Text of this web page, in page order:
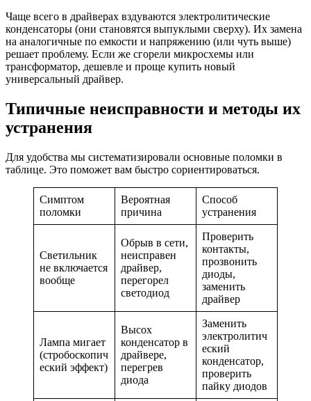
Чаще всего в драйверах вздуваются электролитические
конденсаторы (они становятся выпуклыми сверху). Их замена
на аналогичные по емкости и напряжению (или чуть выше)
решает проблему. Если же сгорели микросхемы или
трансформатор, дешевле и проще купить новый
универсальный драйвер.
Типичные неисправности и методы их
устранения
Для удобства мы систематизировали основные поломки в
таблице. Это поможет вам быстро сориентироваться.
Симптом
поломки
Вероятная
причина
Способ
устранения
Светильник
не включается
вообще
Обрыв в сети,
неисправен
драйвер,
перегорел
светодиод
Проверить
контакты,
прозвонить
диоды,
заменить
драйвер
Лампа мигает
(стробоскопич
еский эффект)
Высох
конденсатор в
драйвере,
перегрев
диода
Заменить
электролитич
еский
конденсатор,
проверить
пайку диодов